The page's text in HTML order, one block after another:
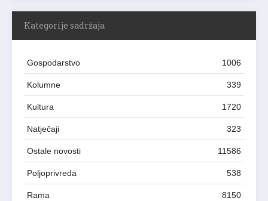
Kategorije sadržaja
Gospodarstvo 1006
Kolumne 339
Kultura 1720
Natječaji 323
Ostale novosti 11586
Poljoprivreda 538
Rama 8150